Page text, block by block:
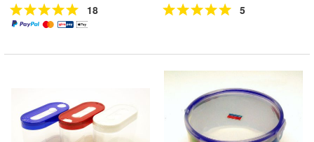
18 5